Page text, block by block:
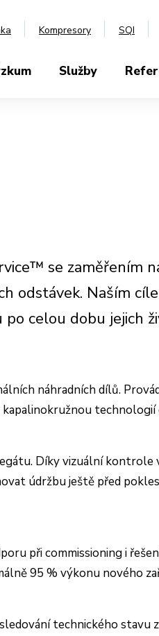
Kompresory SQI
Služby
se zaměřením
odstávek. Naším
celou dobu jejich
náhradních dílů.
kapalinokružnou
Díky vizuální
údržbu ještě před
při commissioning i
95 % výkonu nového
technického stavu